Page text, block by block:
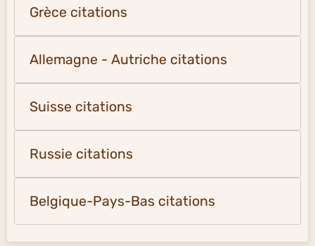
Grèce citations
Allemagne - Autriche citations
Suisse citations
Russie citations
Belgique-Pays-Bas citations